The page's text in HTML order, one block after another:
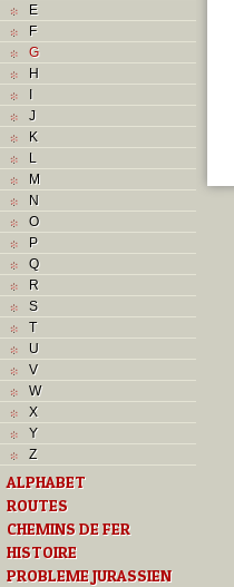
E
F
G
H
I
J
K
L
M
N
O
P
Q
R
S
T
U
V
W
X
Y
Z
ALPHABET
ROUTES
CHEMINS DE FER
HISTOIRE
PROBLEME JURASSIEN